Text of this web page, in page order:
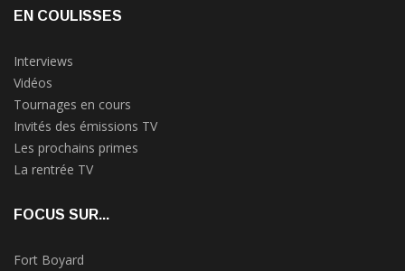
EN COULISSES
Interviews
Vidéos
Tournages en cours
Invités des émissions TV
Les prochains primes
La rentrée TV
FOCUS SUR...
Fort Boyard